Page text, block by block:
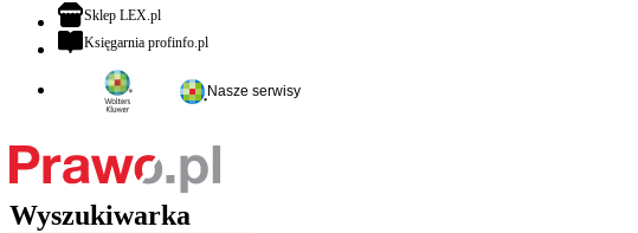
Sklep LEX.plotwiera się w nowej karcie
Księgarnia profinfo.plotwiera się w nowej karcie
Nasze serwisy
Wyszukiwarka